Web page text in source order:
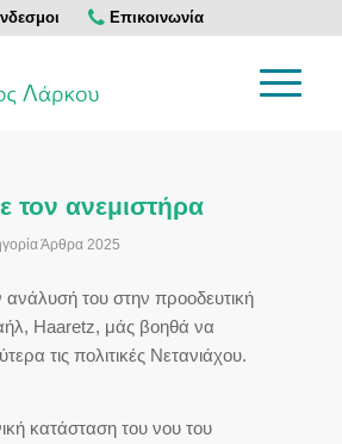
Επικοινωνία
τον ανεμιστήρα
Άρθρα 2025
του στην προοδευτική
Haaretz, μάς βοηθά να
τις πολιτικές Νετανιάχου.
κατάσταση του νου του